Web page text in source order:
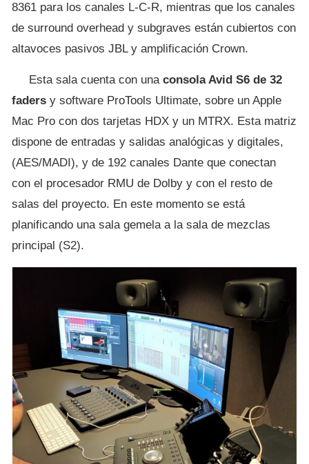
8361 para los canales L-C-R, mientras que los canales
de surround overhead y subgraves están cubiertos con
altavoces pasivos JBL y amplificación Crown.
Esta sala cuenta con unaconsola Avid S6 de 32
faders y software ProTools Ultimate, sobre un Apple
Mac Pro con dos tarjetas HDX y un MTRX. Esta matriz
dispone de entradas y salidas analógicas y digitales,
(AES/MADI), y de 192 canales Dante que conectan
con el procesador RMU de Dolby y con el resto de
salas del proyecto. En este momento se está
planificando una sala gemela a la sala de mezclas
principal (S2).